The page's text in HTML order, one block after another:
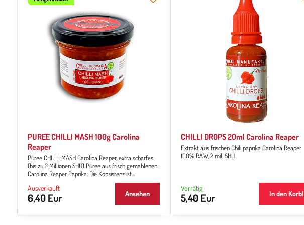
PUREE CHILLI MASH 100g Carolina
Reaper
Püree CHILLI MASH Carolina Reaper, extra scharfes
(bis zu 2 Millionen SHU) Püree aus frisch gemahlenen
Carolina Reaper Paprika. Die Konsistenz ist
dünnflüssig, matschig. Es dient als Chili-Basis für die
Weiterverarbeitung und Zubereitung von scharfen
Snacks, es ist die Grundlage für Chili-Saucen, und
wenn Sie schon immer einmal versuchen wollten, Ihre
eigene scharfe Sauce zuzubereiten, ist dies...
Ausverkauft
6,40 Eur Ansehen
CHILLI DROPS 20ml Carolina Reaper
Extrakt aus frischen Chili paprika Carolina Reaper
100% RAW, 2 mil. SHU.
Vorrätig
5,40 Eur In den Korb!